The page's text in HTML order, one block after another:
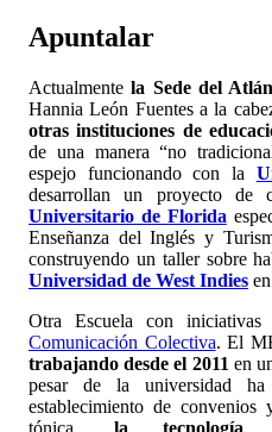
Apuntalar
Actualmentela Sede del
Hannia León Fuentes a la
otras instituciones de
de una manera “no
espejo funcionando con la
desarrollan un proyecto de
Universitario de Florida
Enseñanza del Inglés y
construyendo un taller sobre
Universidad de West Indies
Otra Escuela con iniciativas
Comunicación Colectiva. El
trabajando desde el 2011 en
pesar de la universidad
establecimiento de
tónica, la tecnología